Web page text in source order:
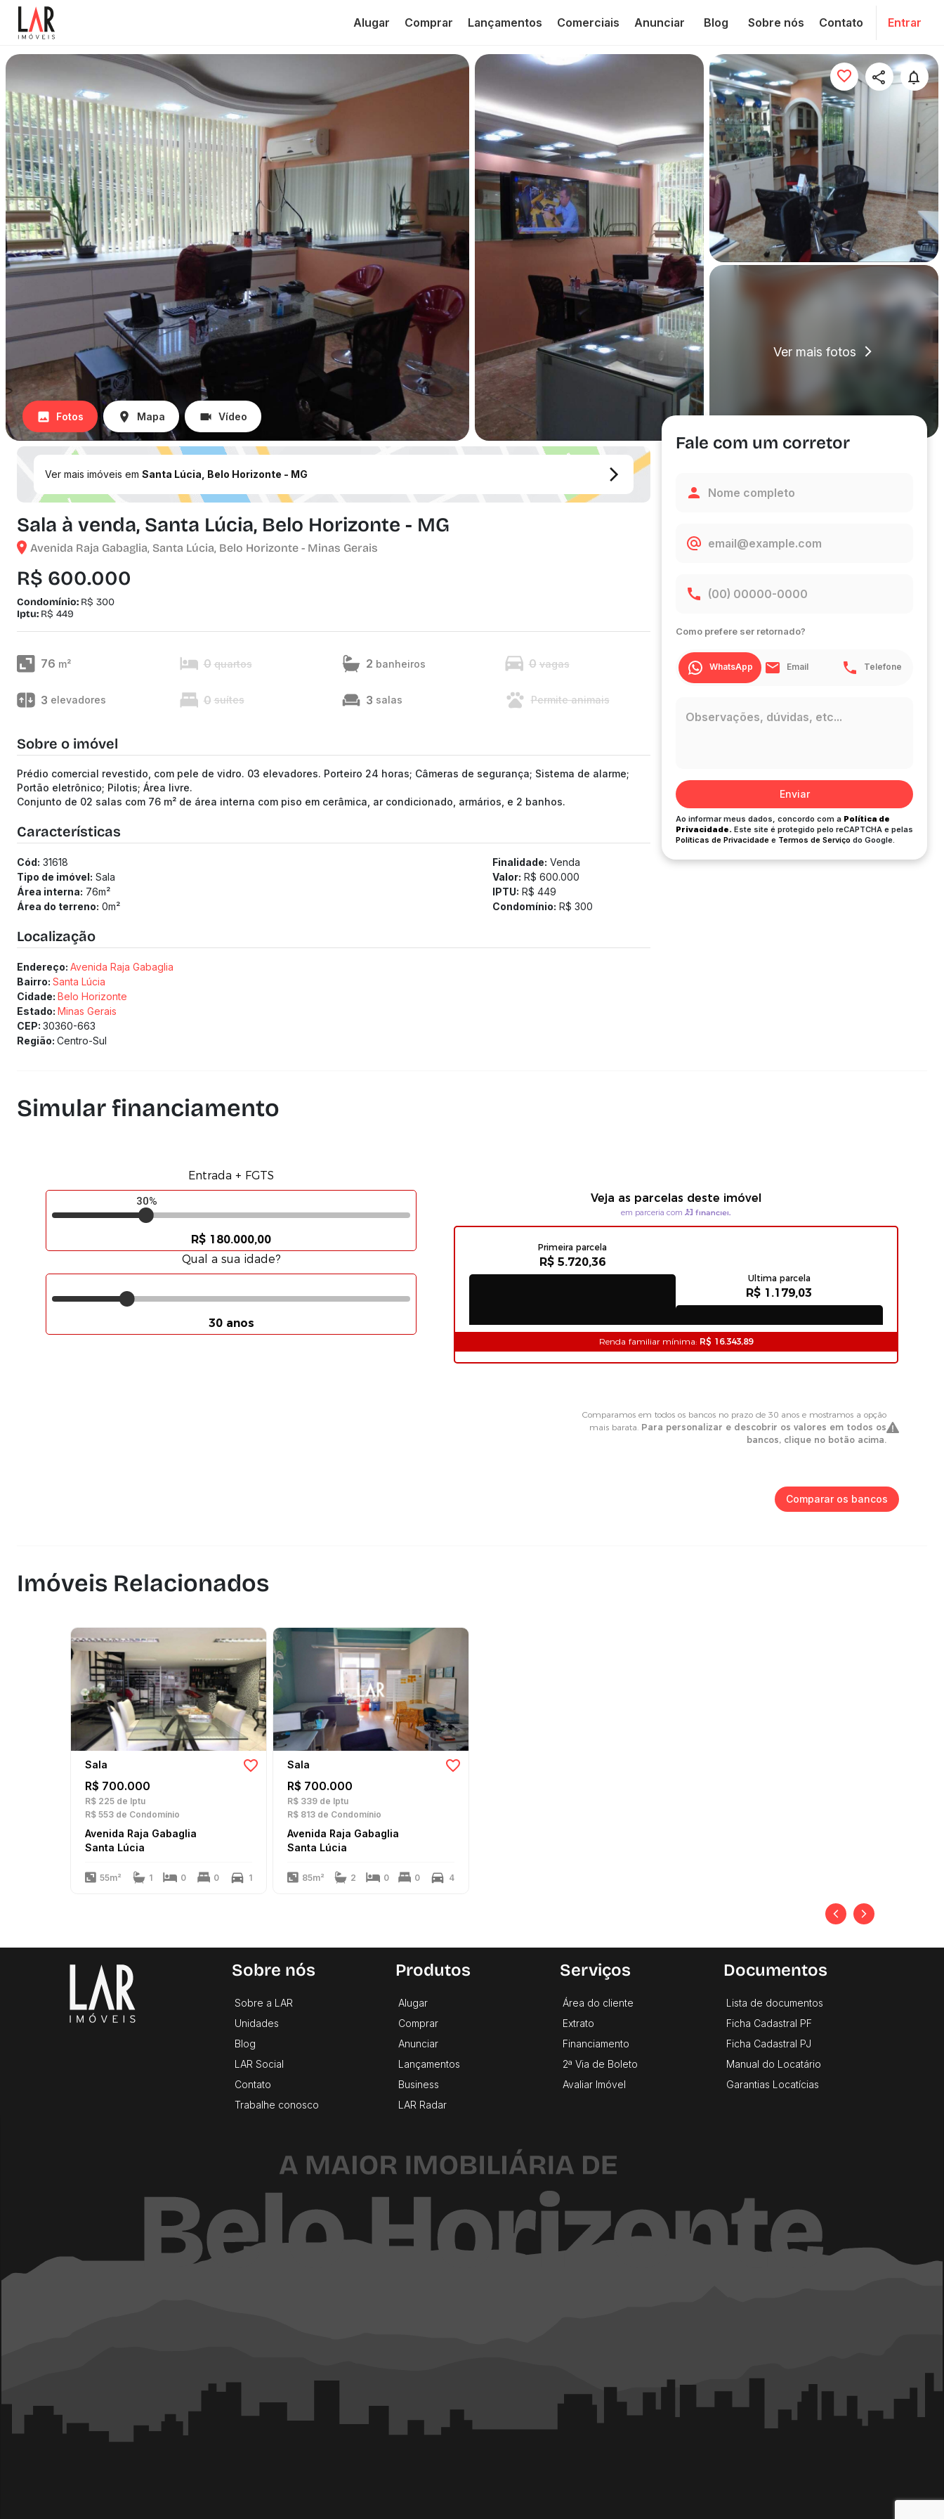
Alugar Comprar Lançamentos Comerciais Anunciar Blog Sobre nós Contato Entrar
Ver mais fotos
Fotos Mapa Vídeo
Ver mais imóveis em Santa Lúcia, Belo Horizonte - MG
Sala à venda, Santa Lúcia, Belo Horizonte - MG
Avenida Raja Gabaglia, Santa Lúcia, Belo Horizonte - Minas Gerais
R$ 600.000
Condomínio: R$ 300
Iptu: R$ 449
76 m² 0 quartos 2 banheiros 0 vagas
3 elevadores 0 suítes 3 salas Permite animais
Sobre o imóvel
Prédio comercial revestido, com pele de vidro. 03 elevadores. Porteiro 24 horas; Câmeras de segurança; Sistema de alarme;
Portão eletrônico; Pilotis; Área livre.
Conjunto de 02 salas com 76 m² de área interna com piso em cerâmica, ar condicionado, armários, e 2 banhos.
Características
Cód: 31618
Tipo de imóvel: Sala
Área interna: 76m²
Área do terreno: 0m²
Finalidade: Venda
Valor: R$ 600.000
IPTU: R$ 449
Condomínio: R$ 300
Localização
Endereço: Avenida Raja Gabaglia
Bairro: Santa Lúcia
Cidade: Belo Horizonte
Estado: Minas Gerais
CEP: 30360-663
Região: Centro-Sul
Fale com um corretor
Como prefere ser retornado?
WhatsApp Email Telefone
Enviar
Ao informar meus dados, concordo com a Política de
Privacidade. Este site é protegido pelo reCAPTCHA e pelas
Políticas de Privacidade e Termos de Serviço do Google.
Simular financiamento
Comparar os bancos
Imóveis Relacionados
Sala
R$ 700.000
R$ 225 de Iptu
R$ 553 de Condomínio
Avenida Raja Gabaglia
Santa Lúcia
55m² 1 0 0 1
Sala
R$ 700.000
R$ 339 de Iptu
R$ 813 de Condomínio
Avenida Raja Gabaglia
Santa Lúcia
85m² 2 0 0 4
Sobre nós
Sobre a LAR
Unidades
Blog
LAR Social
Contato
Trabalhe conosco
Produtos
Alugar
Comprar
Anunciar
Lançamentos
Business
LAR Radar
Serviços
Área do cliente
Extrato
Financiamento
2ª Via de Boleto
Avaliar Imóvel
Documentos
Lista de documentos
Ficha Cadastral PF
Ficha Cadastral PJ
Manual do Locatário
Garantias Locatícias